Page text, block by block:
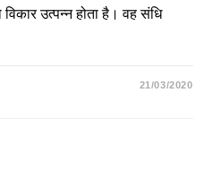
उत्पन्न होता है। वह संधि
21/03/2020